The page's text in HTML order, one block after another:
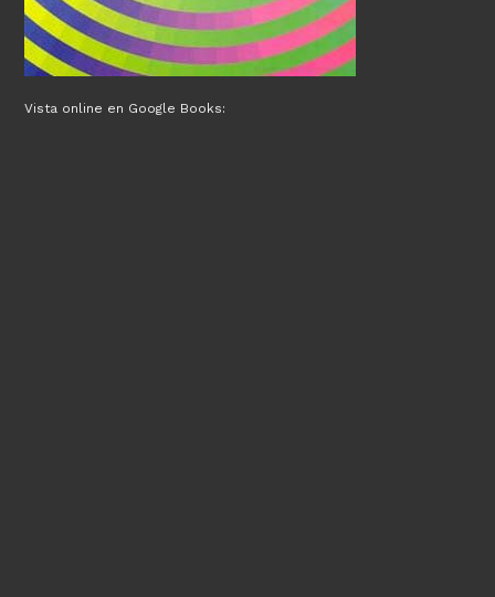
Vista online en Google Books: